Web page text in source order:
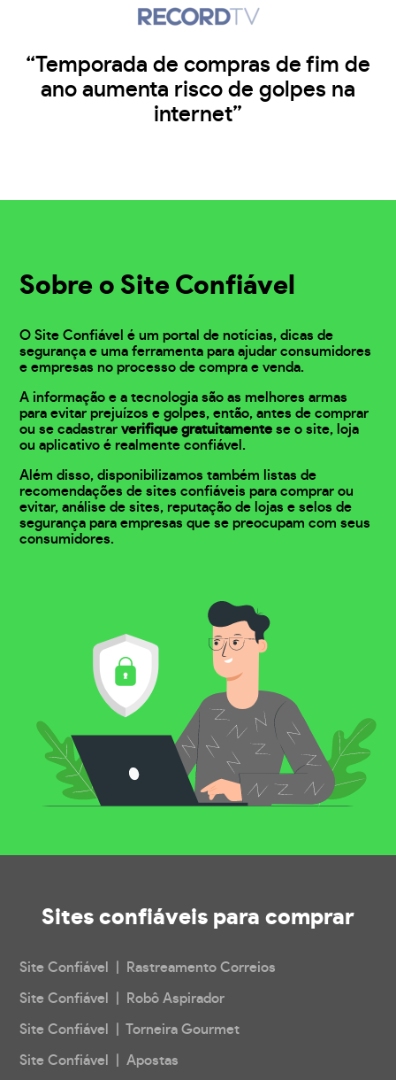
“Temporada de compras de fim de
ano aumenta risco de golpes na
internet”
Sobre o Site Confiável
O Site Confiável é um portal de notícias, dicas de
segurança e uma ferramenta para ajudar consumidores
e empresas no processo de compra e venda.
A informação e a tecnologia são as melhores armas
para evitar prejuízos e golpes, então, antes de comprar
ou se cadastrarverifique gratuitamente se o site, loja
ou aplicativo é realmente confiável.
Além disso, disponibilizamos também listas de
recomendações de sites confiáveis para comprar ou
evitar, análise de sites, reputação de lojas e selos de
segurança para empresas que se preocupam com seus
consumidores.
Sites confiáveis para comprar
Site Confiável | Rastreamento Correios
Site Confiável | Robô Aspirador
Site Confiável | Torneira Gourmet
Site Confiável | Apostas